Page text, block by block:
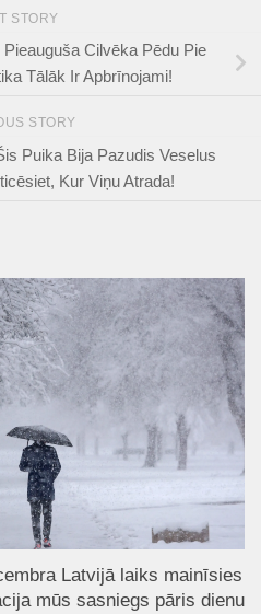
STORY
Cilvēka Pēdu Pie
Tālāk Ir Apbrīnojami!
STORY
Puika Bija Pazudis Veselus
Kur Viņu Atrada!
Latvijā laiks mainīsies
mūs sasniegs pāris dienu